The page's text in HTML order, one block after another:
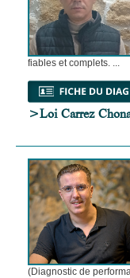
fiables et complets. ...
>Loi Carrez
(Diagnostic de